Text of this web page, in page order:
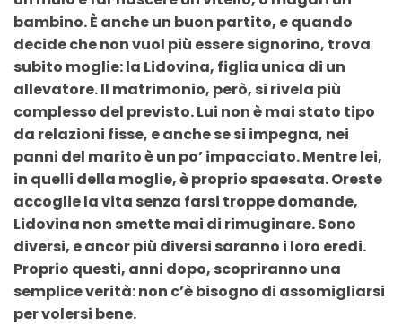
bambino. È anche un buon partito, e quando
decide che non vuol più essere signorino, trova
subito moglie: la Lidovina, figlia unica di un
allevatore. Il matrimonio, però, si rivela più
complesso del previsto. Lui non è mai stato tipo
da relazioni fisse, e anche se si impegna, nei
panni del marito è un po’ impacciato. Mentre lei,
in quelli della moglie, è proprio spaesata. Oreste
accoglie la vita senza farsi troppe domande,
Lidovina non smette mai di rimuginare. Sono
diversi, e ancor più diversi saranno i loro eredi.
Proprio questi, anni dopo, scopriranno una
semplice verità: non c’è bisogno di assomigliarsi
per volersi bene.